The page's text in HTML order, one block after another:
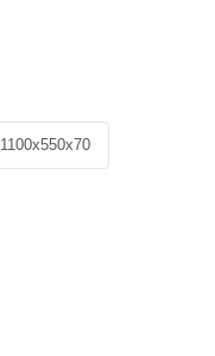
1100x550x70